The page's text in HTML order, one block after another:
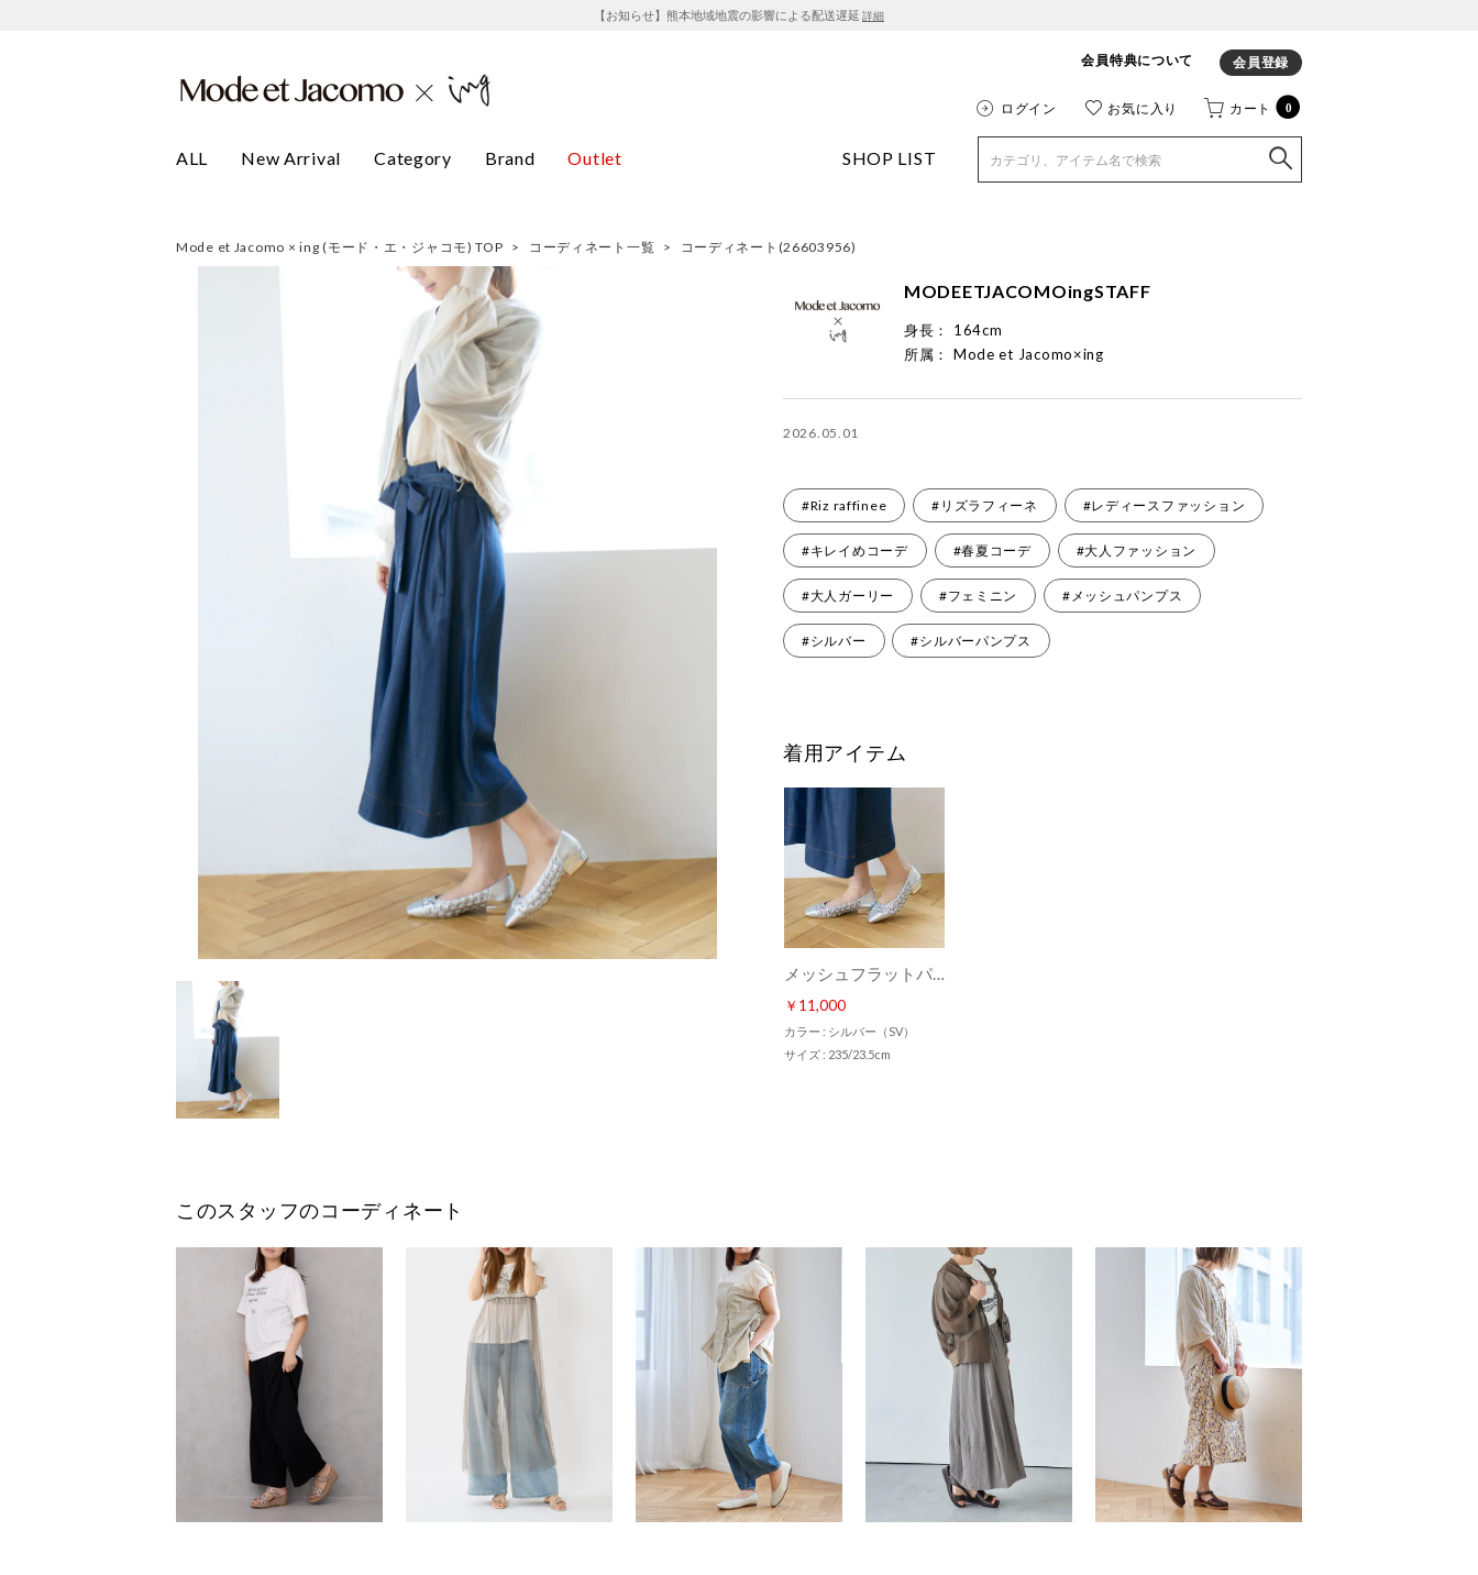
【お知らせ】熊本地域地震の影響による配送遅延 詳細
会員特典について 会員登録
ログイン お気に入り カート 0
ALL New Arrival Category Brand Outlet SHOP LIST
Mode et Jacomo × ing (モード・エ・ジャコモ) TOP > コーディネート一覧 > コーディネート(26603956)
MODEETJACOMOingSTAFF
身長：
164cm
所属： Mode et Jacomo×ing
2026.05.01
#Riz raffinee #リズラフィーネ #レディースファッション
#キレイめコーデ #春夏コーデ #大人ファッション
#大人ガーリー #フェミニン #メッシュパンプス
#シルバー #シルバーパンプス
着用アイテム
メッシュフラットパンプス （シルバー）
￥11,000
カラー : シルバー（SV）
サイズ : 235/23.5cm
このスタッフのコーディネート